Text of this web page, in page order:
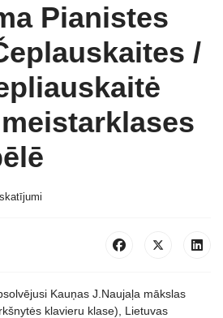
Pianistes
/
Kauņas J.Naujaļa mākslas
klavieru klase), Lietuvas